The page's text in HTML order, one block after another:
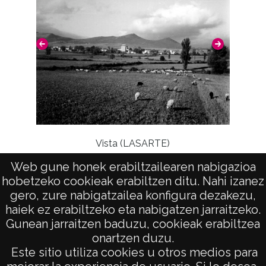
Web gune honek erabiltzailearen nabigazioa
hobetzeko cookieak erabiltzen ditu. Nahi izanez
gero, zure nabigatzailea konfigura dezakezu,
haiek ez erabiltzeko eta nabigatzen jarraitzeko.
Gunean jarraitzen baduzu, cookieak erabiltzea
onartzen duzu.
Este sitio utiliza cookies u otros medios para
negativo: R. 134 / F. 1 / N. 6 Duplicado del
positivo: 7756;
Licencia de las imágenes
CC BY-NC-SA 4.0
Vista (LASARTE)
AVISO LEGAL
POLÍTICA DE PRIVACIDAD